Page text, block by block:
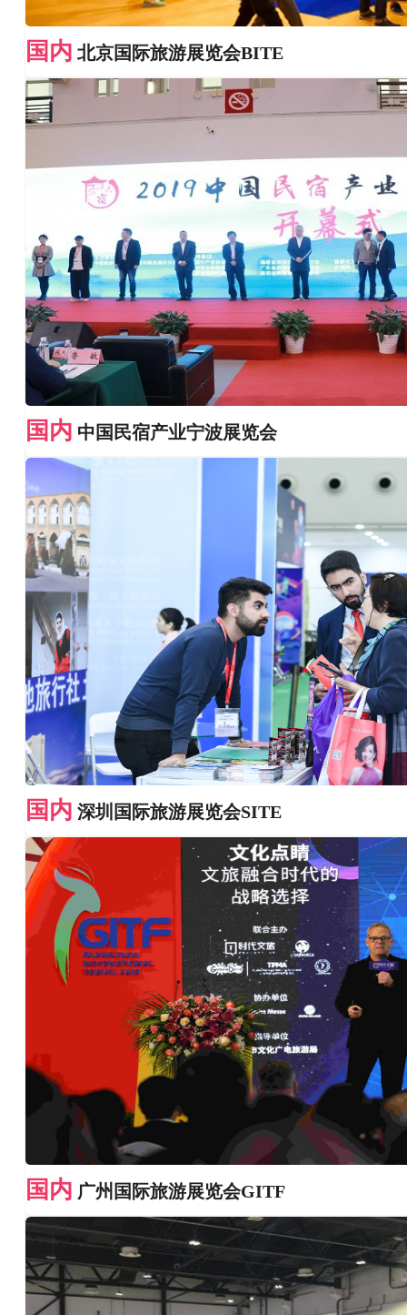
国内 北京国际旅游展览会BITE
国内 中国民宿产业宁波展览会
国内 深圳国际旅游展览会SITE
国内 广州国际旅游展览会GITF